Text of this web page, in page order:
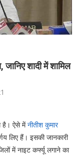
जानिए शादी में शामिल
है। ऐसे मेंनीतीश कुमार
लिए हैं। इसकी जानकारी
में नाइट कर्फ्यू लगाने का